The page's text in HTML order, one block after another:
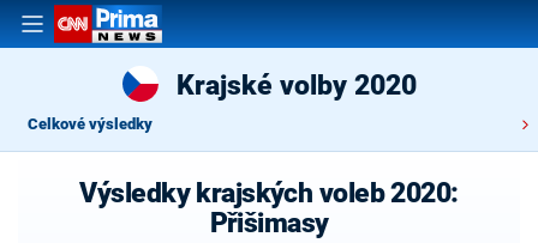
Krajské volby 2020
Celkové výsledky
Výsledky krajských voleb 2020:
Přišimasy